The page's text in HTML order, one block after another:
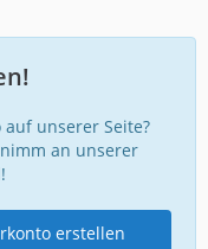
unserer Seite?
an unserer
erstellen